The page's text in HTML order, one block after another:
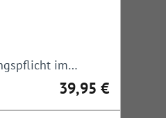
im
Regulärer Preis:
39,95 €